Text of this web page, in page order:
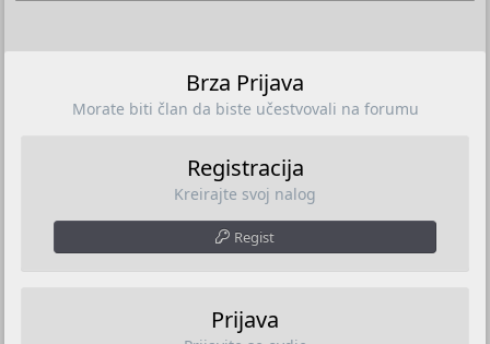
Brza Prijava
Morate biti član da biste učestvovali na forumu
Registracija
Kreirajte svoj nalog
Regist
Prijava